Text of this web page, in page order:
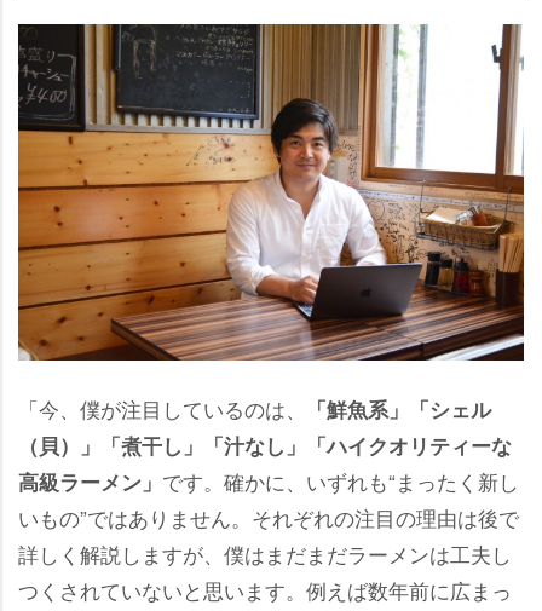
「今、僕が注目しているのは、
「鮮魚系」「シェル
（貝）」「煮干し」「汁なし」「ハイクオリティーな
高級ラーメン」 です。確かに、いずれも“まったく新し
いもの”ではありません。それぞれの注目の理由は後で
詳しく解説しますが、僕はまだまだラーメンは工夫し
つくされていないと思います。例えば数年前に広まっ